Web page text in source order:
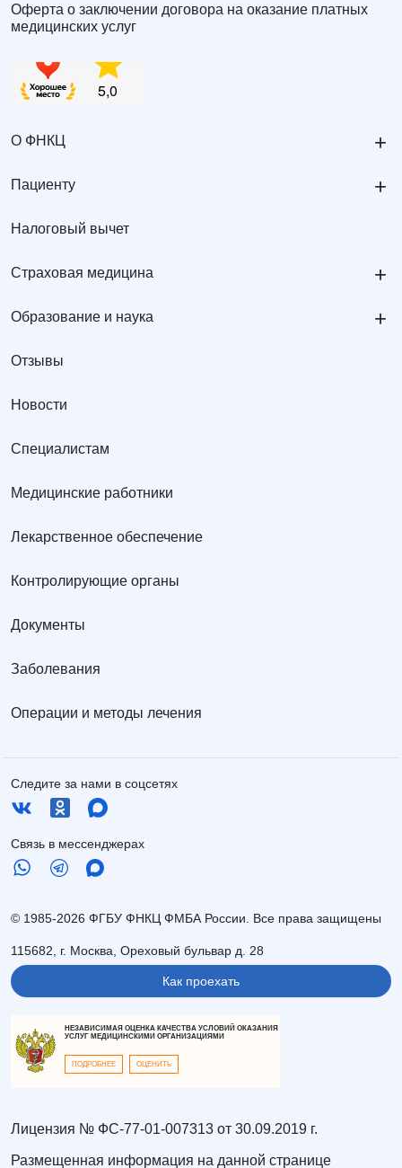
Оферта о заключении договора на оказание платных
медицинских услуг
О ФНКЦ +
Пациенту +
Налоговый вычет
Страховая медицина +
Образование и наука +
Отзывы
Новости
Специалистам
Медицинские работники
Лекарственное обеспечение
Контролирующие органы
Документы
Заболевания
Операции и методы лечения
Следите за нами в соцсетях
Связь в мессенджерах
© 1985-2026 ФГБУ ФНКЦ ФМБА России. Все права защищены
115682, г. Москва, Ореховый бульвар д. 28
Как проехать
НЕЗАВИСИМАЯ ОЦЕНКА КАЧЕСТВА УСЛОВИЙ ОКАЗАНИЯ
УСЛУГ МЕДИЦИНСКИМИ ОРГАНИЗАЦИЯМИ
ПОДРОБНЕЕ ОЦЕНИТЬ
Лицензия № ФС-77-01-007313 от 30.09.2019 г.
Размещенная информация на данной странице